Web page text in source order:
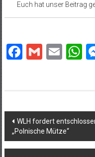
Euch hat unser Beitrag
Facebook
Gmail
WLH fordert
„Polnische Mütze“